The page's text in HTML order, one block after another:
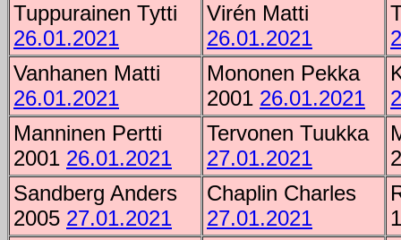
Tuppurainen Tytti
26.01.2021
Virén Matti
26.01.2021
Vanhanen Matti
26.01.2021
Mononen Pekka
2001 26.01.2021
Manninen Pertti
2001 26.01.2021
Tervonen Tuukka
27.01.2021
Sandberg Anders
2005 27.01.2021
Chaplin Charles
27.01.2021